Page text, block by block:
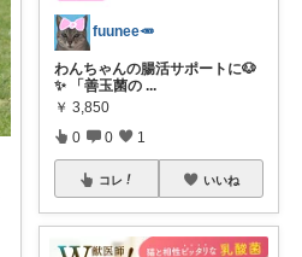
fuunee🥕
わんちゃんの腸活サポートに🐶
✨ 「善玉菌の ...
￥ 3,850
0 0 1
コレ いいね